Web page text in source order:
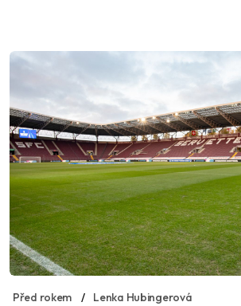
Před rokem Lenka Hubingerová